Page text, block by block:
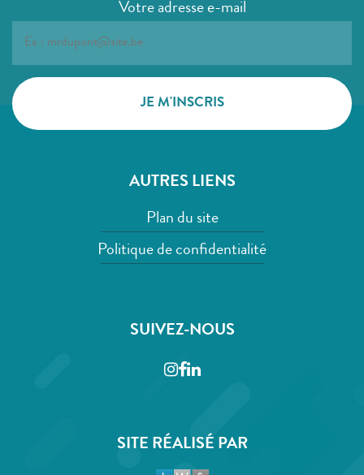
Votre adresse e-mail
AUTRES LIENS
Plan du site
Politique de confidentialité
SUIVEZ-NOUS
Instagram
Facebook
LinkedIn
SITE RÉALISÉ PAR